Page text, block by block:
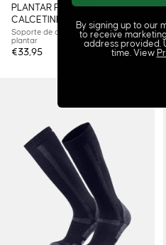
PLANTAR FASCIITIS
CALCETINES
Soporte de alivio para talón y arco
plantar
€33,95
By signing up to our
to receive
address provided.
time. View